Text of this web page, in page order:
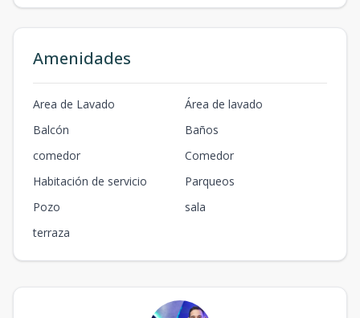
Amenidades
Area de Lavado
Área de lavado
Balcón
Baños
comedor
Comedor
Habitación de servicio
Parqueos
Pozo
sala
terraza